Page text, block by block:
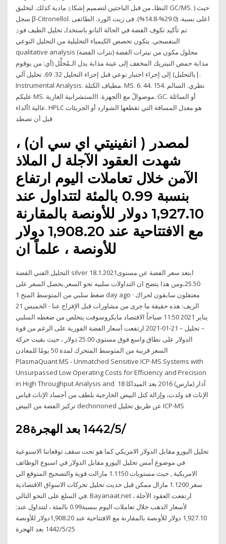
النظاـ من قبل الباحثين لتصميم إشكاؿ مادية كذلك. لتخليق GC/MS. ) حيث
سجل β-Citronellol. اعلى نسبة. (29.0%-14.8%). فى زيت الورد. الطائفى
تم تأكيد تكوف الفضة في الحالة النانو باستخداـ تحليل الطيف فوؽ
البنفسجي. يتكون تخصص الكيمياء التحليلية من التحليل النوعي
qualitative analysis محلول مكون من نيترات الفضة (نترات الفضة)
مذابة حمض النيتريك المخفف إلى عينة مذابة يدل الـمُحلِّل (أي: من يوقوم
بالتحليل) إلى إجراء اختبار نوعي قبل إجراء التحليل 32. 69. تحليل آلي|.
Instrumental Analysis. مطياف الكتلة. MS. 6. 44. 154. نظري. السالم
عليكم MS. موصوالً مع األجهزة. االستشرابية الغازية. GC. أو السائلة
عالية األداء. HPLC هو معدل المسافة التي تقطعها الشوارد أو الجزيئات
قبل أن تصطد
لمصدر ( انفينيتي اي سي ان) ،
شهدت العقود الآجلة ل الملاذ
الآمن خلال تعاملات اليوم ارتفاع
بنسبة 0.99 بالمئة لتتداول عند
1,927.10 دولار للأونصة بالمقارنة
مع الافتتاحية عند 1,908.20 دولار
للأونصة ، علماً ان
التحليل الفني الفضة silver 18.1.2021ابتعد سعر الفضة عن مستوى
25.50،ومن هذا يتضح ان التداولات سلبيه نحو السعر.يحصل السعر على
ضغط سلبي من المتوسط المتح 1 day ago · معتقلون سابقون لحراك
الريف: هذه حقيقة ما جرى من مشاورات قبل الإفراج عنا - الخميس 21
يناير 2021 11:50 صباحاً الاقتصاد مايكروسوفت يتخلص من ضغطه السلبي
– تحليل – 21-01-2021 ارتفعت أسعار الفضة الفورية على الرغم من قوة
الدولار على نطاق واسع فوق مستوى 25.00 دولار ، حيث بقيت حركة
السعر قريبة من المتوسط المتحرك لمدة 50 يومًا للمعادن
PlasmaQuant MS - Unmatched Sensitive ICP-MS Systems with
Unsurpassed Low Operating Costs for Efficiency and Precision
in High Throughput Analysis and 18 آذار (مارس) 2016 بعد الميداكا
الإناث قد ولدت، وإزالة كتل البيض الخارجية بلطف من أجساد الإناث قياس
تركيز الفضة من البيض dechorioned عن طريق تحليل ICP-MS
28‏‏/5‏‏/1442 بعد الهجرة
تحليل اليورو مقابل الدولار الامريكي كما هو تحت سقف توقعاتنا الاسبوعية
في موضوع أمس تحليل اليورو مقابل الدولار في اسبوع الوظائف
الامريكية , حيث مستويات 1.1150 مازالت قوية والتصحيح المتوقع الي
سعر 1.1200 مازال ممكن قبل حديث تحليل تحركات الاسواق الاقتصادية
في السلع على النحو التالي. Bayanaat.net ، ارتفعت العقود الآجلة
لأسعار الذهب خلال تعاملات اليوم بنسبة0.99 بالمئة ، لتتداول عند;
1,927.10 دولار للأونصة بالمقارنة مع الافتتاحية عند 1,908.20دولار للأونصة
25‏‏/5‏‏/1442 بعد الهجرة